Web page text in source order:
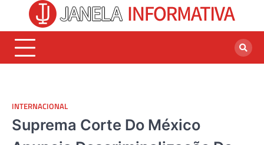
content
INTERNACIONAL
Suprema Corte Do México